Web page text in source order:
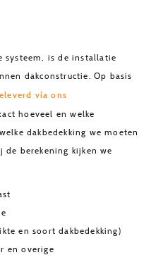
systeem, is de installatie
dakconstructie. Op basis
via ons
hoeveel en welke
dakbedekking we moeten
de berekening kijken we
en soort dakbedekking)
en overige